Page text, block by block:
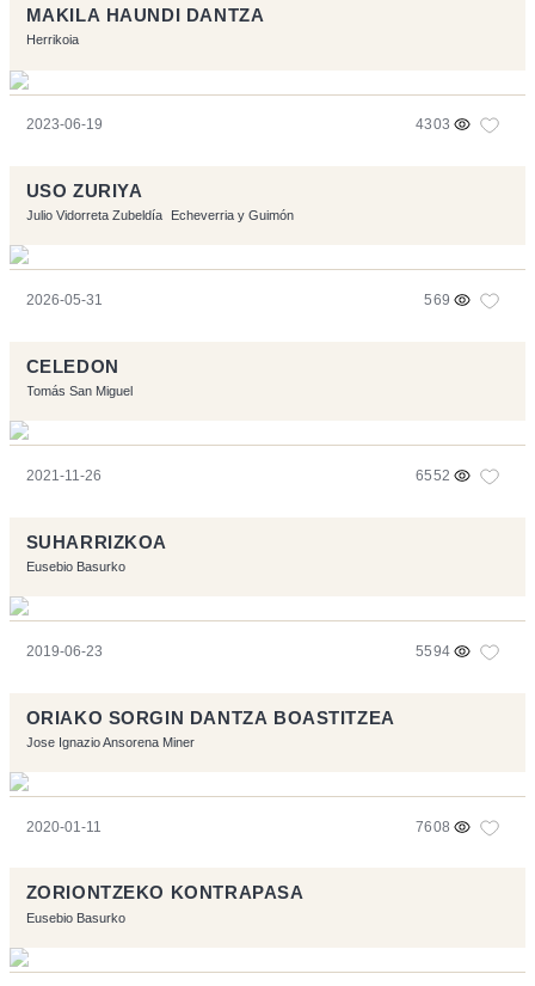
MAKILA HAUNDI DANTZA
Herrikoia
2023-06-19 4303
USO ZURIYA
Julio Vidorreta Zubeldía Echeverria y Guimón
2026-05-31 569
CELEDON
Tomás San Miguel
2021-11-26 6552
SUHARRIZKOA
Eusebio Basurko
2019-06-23 5594
ORIAKO SORGIN DANTZA BOASTITZEA
Jose Ignazio Ansorena Miner
2020-01-11 7608
ZORIONTZEKO KONTRAPASA
Eusebio Basurko